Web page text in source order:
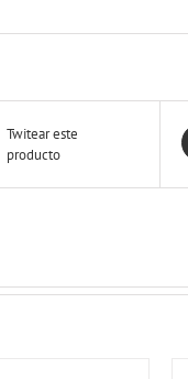
Twitear este
producto